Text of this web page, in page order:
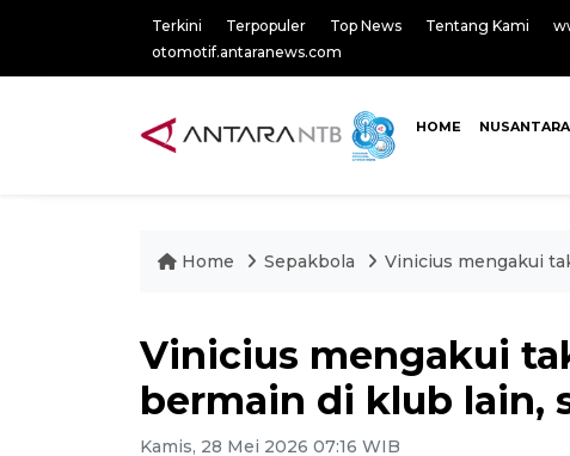
Terkini Terpopuler Top News Tentang Kami
otomotif.antaranews.com
HOME NUSANTARA
Home Sepakbola Vinicius mengakui
Vinicius mengakui
bermain di klub lain,
Kamis, 28 Mei 2026 07:16 WIB